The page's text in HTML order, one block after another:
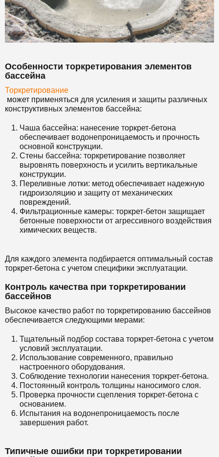
Особенности торкретирования элементов
бассейна
Торкретирование
может применяться для усиления и защиты различных
конструктивных элементов бассейна:
Чаша бассейна: нанесение торкрет-бетона
обеспечивает водонепроницаемость и прочность
основной конструкции.
Стены бассейна: торкретирование позволяет
выровнять поверхность и усилить вертикальные
конструкции.
Переливные лотки: метод обеспечивает надежную
гидроизоляцию и защиту от механических
повреждений.
Фильтрационные камеры: торкрет-бетон защищает
бетонные поверхности от агрессивного воздействия
химических веществ.
Для каждого элемента подбирается оптимальный состав
торкрет-бетона с учетом специфики эксплуатации.
Контроль качества при торкретировании
бассейнов
Высокое качество работ по торкретированию бассейнов
обеспечивается следующими мерами:
Тщательный подбор состава торкрет-бетона с учетом
условий эксплуатации.
Использование современного, правильно
настроенного оборудования.
Соблюдение технологии нанесения торкрет-бетона.
Постоянный контроль толщины наносимого слоя.
Проверка прочности сцепления торкрет-бетона с
основанием.
Испытания на водонепроницаемость после
завершения работ.
Типичные ошибки при торкретировании